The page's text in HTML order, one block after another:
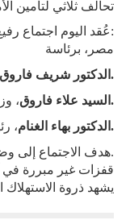
تحالف ثلاثي لتأمين
:عُقد اليوم اجتماع
مصر، برئاسة
.الدكتور شريف فاروق
.السيد علاء فاروق،
.الدكتور بهاء الغنام،
.هدف الاجتماع إلى
قفزات غير مبررة في
يشهد ذروة الاستهلاك